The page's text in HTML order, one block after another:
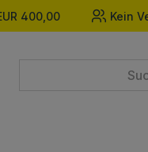
400,00 Kein